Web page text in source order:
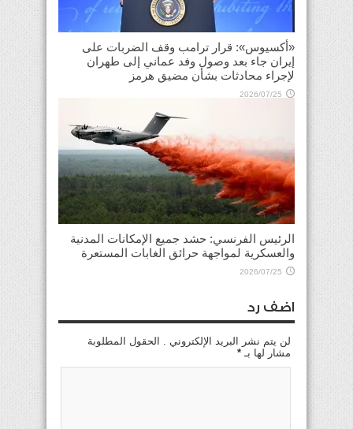
«أكسيوس»: قرار ترامب وقف الضربات على
إيران جاء بعد وصول وفد عماني إلى طهران
لإجراء محادثات بشأن مضيق هرمز
2026/07/25
الرئيس الفرنسي: حشد جميع الإمكانات المدنية
والعسكرية لمواجهة حرائق الغابات المستعرة
2026/07/25
اضف رد
لن يتم نشر البريد الإلكتروني . الحقول المطلوبة
مشار لها بـ *